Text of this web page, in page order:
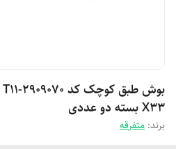
X33 بسته دو عددی
برند: متفرقه